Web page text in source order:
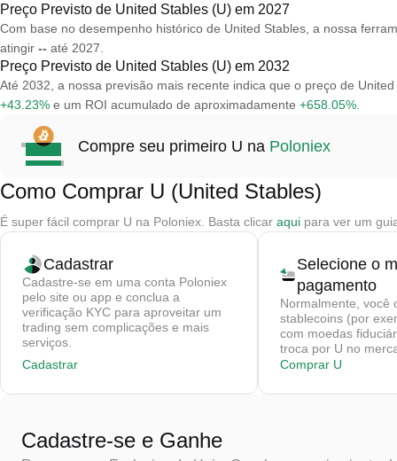
Preço Previsto de United Stables (U) em 2027
Com base no desempenho histórico de United Stables, a nossa
atingir -- até 2027.
Preço Previsto de United Stables (U) em 2032
Até 2032, a nossa previsão mais recente indica que o preço de
+43.23% e um ROI acumulado de aproximadamente +658.05%
Compre seu primeiro U na Poloniex
Como Comprar U (United Stables)
É super fácil comprar U na Poloniex. Basta clicar aqui para ver um
Cadastrar
Cadastre-se em uma conta Poloniex
pelo site ou app e conclua a
verificação KYC para aproveitar um
trading sem complicações e mais
serviços.
Cadastrar
Selecione o
pagamento
Normalmente, você
stablecoins (por
com moedas
troca por U no
Comprar U
Cadastre-se e Ganhe